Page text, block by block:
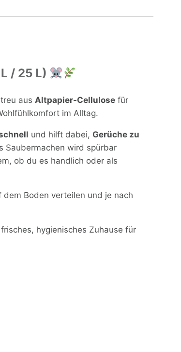
/ 25 L)
aus Altpapier-Cellulosefür
im Alltag.
und hilft dabei, Gerüche zu
Saubermachen wird spürbar
ob du es handlich oder als
dem Boden verteilen und je nach
hygienisches Zuhause für